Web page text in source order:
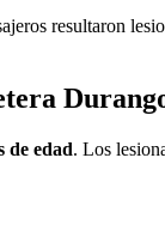
resultaron
de edad. Los